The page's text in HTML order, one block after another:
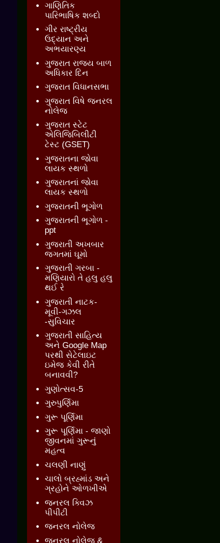
ગાણિતિક
પારિભાષિક શબ્દો
ગીર રાષ્ટ્રીય
ઉદ્યાન અને
અભયારણ્ય
ગુજરાત રાજ્ય બાળ
અધિકાર દિન
ગુજરાત વિધાનસભા
ગુજરાત વિષે જનરલ
નોલેજ
ગુજરાત સ્ટેટ
એલિજિબિલીટી
ટેસ્ટ (GSET)
ગુજરાતના જોવા
લાયક સ્થળો
ગુજરાતનાં જોવા
લાયક સ્થળો
ગુજરાતની ભૂગોળ
ગુજરાતની ભૂગોળ -
ppt
ગુજરાતી અખબાર
જગતમાં ઘૂમો
ગુજરાતી ગરબા -
મણિયારો તે હલુ હલુ
થઈ રે
ગુજરાતી નાટક-
મૂવી-ગઝલ
-સુવિચાર
ગુજરાતી સાહિત્ય
અને Google Map
પરથી સેટેલાઇટ
ઇમેજ કેવી રીતે
બનાવવી?
ગુણોત્સવ-5
ગુરુપુર્ણિમા
ગુરૂ પૂર્ણિમા
ગુરૂ પૂર્ણિમા - જાણો
જીવનમાં ગુરૂનું
મહત્વ
ચલણી નાણું
ચાલો બ્રહ્માંડ અને
ગ્રહોને ઓળખીએ
જનરલ ક્વિઝ
પીપીટી
જનરલ નોલેજ
જનરલ નોલેજ &